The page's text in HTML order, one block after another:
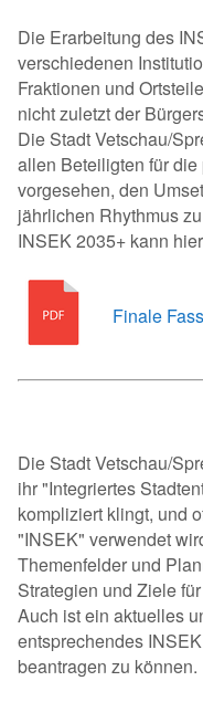
Die Erarbeitung des
verschiedenen
Fraktionen und
nicht zuletzt der
Die Stadt Vetschau/
allen Beteiligten für
vorgesehen, den
jährlichen Rhythmus
INSEK 2035+ kann
Finale
Die Stadt Vetschau/
ihr "Integriertes
kompliziert klingt, und
"INSEK" verwendet
Themenfelder und
Strategien und Ziele
Auch ist ein aktuelles
entsprechendes
beantragen zu können.